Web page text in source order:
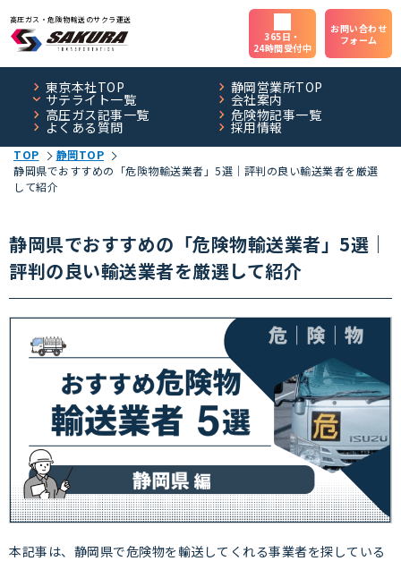
高圧ガス・危険物輸送のサクラ運送
365日・
24時間受付中
お問い合わせ
フォーム
東京本社TOP 静岡営業所TOP
サテライト一覧
会社案内
高圧ガス記事一覧
危険物記事一覧
よくある質問 採用情報
TOP
静岡TOP
静岡県でおすすめの「危険物輸送業者」5選｜評判の良い輸送業者を厳選
して紹介
静岡県でおすすめの「危険物輸送業者」5選｜
評判の良い輸送業者を厳選して紹介
本記事は、静岡県で危険物を輸送してくれる事業者を探している